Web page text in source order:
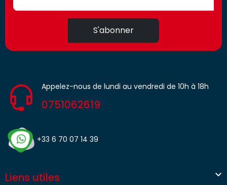
S'abonner
Appelez-nous de lundi au vendredi de 10h à 18h
0751062619
+33 6 70 07 14 39
Liens utiles 